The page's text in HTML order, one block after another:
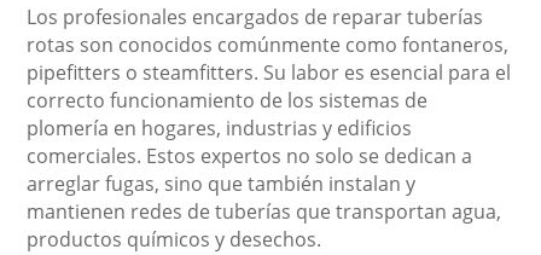
Los profesionales encargados de reparar tuberías
rotas son conocidos comúnmente como fontaneros,
pipefitters o steamfitters. Su labor es esencial para el
correcto funcionamiento de los sistemas de
plomería en hogares, industrias y edificios
comerciales. Estos expertos no solo se dedican a
arreglar fugas, sino que también instalan y
mantienen redes de tuberías que transportan agua,
productos químicos y desechos.